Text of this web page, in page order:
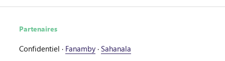
Partenaires
Confidentiel · Fanamby· Sahanala